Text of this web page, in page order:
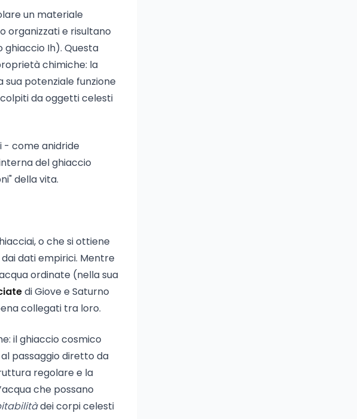
un materiale
organizzati e risultano
Ih). Questa
chimiche: la
potenziale funzione
da oggetti celesti
- come anidride
del ghiaccio
della vita.
o che si ottiene
dati empirici. Mentre
ordinate (nella sua
di Giove e Saturno
collegati tra loro.
il ghiaccio cosmico
passaggio diretto da
regolare e la
che possano
dei corpi celesti